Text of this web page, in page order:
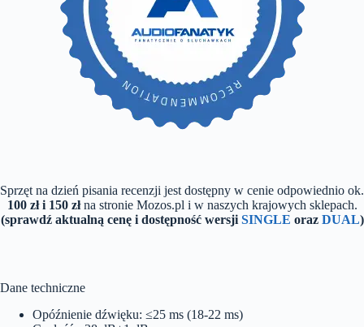
Sprzęt na dzień pisania recenzji jest dostępny w cenie odpowiednio ok.
100 zł i 150 złna stronie Mozos.pl i w naszych krajowych sklepach.
(sprawdź aktualną cenę i dostępność wersji SINGLE oraz DUAL)
Dane techniczne
Opóźnienie dźwięku: ≤25 ms (18-22 ms)